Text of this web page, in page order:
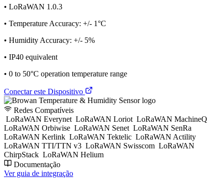
• LoRaWAN 1.0.3
• Temperature Accuracy: +/- 1°C
• Humidity Accuracy: +/- 5%
• IP40 equivalent
• 0 to 50°C operation temperature range
Conectar este Dispositivo
Redes Compatíveis
LoRaWAN Everynet LoRaWAN Loriot LoRaWAN MachineQ
LoRaWAN Orbiwise LoRaWAN Senet LoRaWAN SenRa
LoRaWAN Kerlink LoRaWAN Tektelic LoRaWAN Actility
LoRaWAN TTI/TTN v3 LoRaWAN Swisscom LoRaWAN
ChirpStack LoRaWAN Helium
Documentação
Ver guia de integração